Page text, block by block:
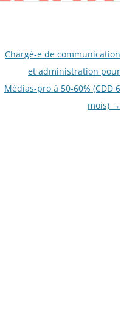
Chargé-e de communication
et administration pour
Médias-pro à 50-60% (CDD 6
mois) →